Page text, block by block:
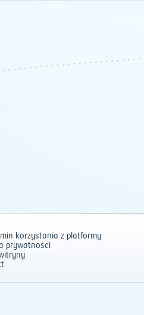
korzystania z platformy
prywatności